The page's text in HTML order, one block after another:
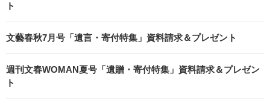
ト
文藝春秋7月号「遺言・寄付特集」資料請求＆プレゼント
週刊文春WOMAN夏号「遺贈・寄付特集」資料請求＆プレゼン
ト